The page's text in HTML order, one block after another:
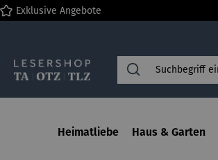
Zur Hauptnavigation springen
Exklusive Angebote
Heimatliebe Haus & Garten